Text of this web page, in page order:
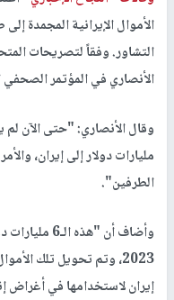
الأموال الإيرانية المجمدة
التشاور. وفقاً لتصريحات
الأنصاري في المؤتمر الصحفي
مليارات دولار إلى إيران،
الطرفين".
وأضاف أن
2023، وتم تحويل تلك
إيران لاستخدامها في أغراض